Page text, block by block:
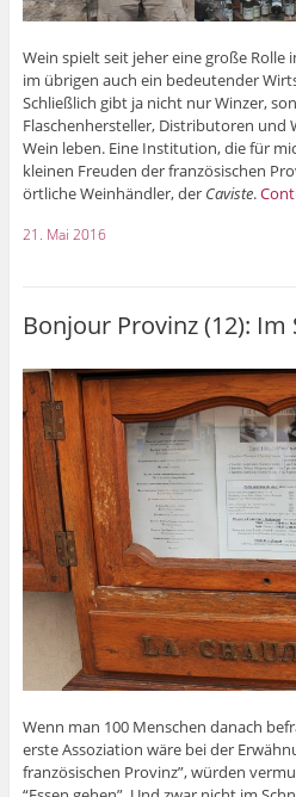
Wein spielt seit jeher eine große Rolle
im übrigen auch ein bedeutender
Schließlich gibt ja nicht nur Winzer,
Flaschenhersteller, Distributoren und
Wein leben. Eine Institution, die für
kleinen Freuden der französischen
örtliche Weinhändler, der Caviste.
21. Mai 2016
Bonjour Provinz (12):
Wenn man 100 Menschen danach
erste Assoziation wäre bei der
französischen Provinz”, würden